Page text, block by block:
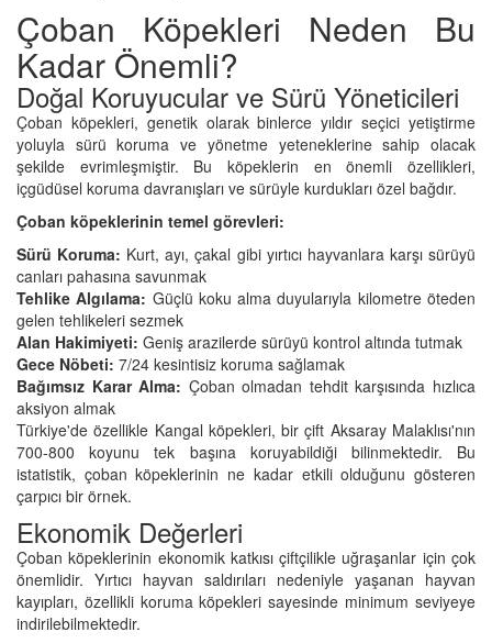
Çoban Köpekleri Neden Bu
Kadar Önemli?
Doğal Koruyucular ve Sürü Yöneticileri
Çoban köpekleri, genetik olarak binlerce yıldır seçici yetiştirme
yoluyla sürü koruma ve yönetme yeteneklerine sahip olacak
şekilde evrimleşmiştir. Bu köpeklerin en önemli özellikleri,
içgüdüsel koruma davranışları ve sürüyle kurdukları özel bağdır.
Çoban köpeklerinin temel görevleri:
Sürü Koruma: Kurt, ayı, çakal gibi yırtıcı hayvanlara karşı sürüyü
canları pahasına savunmak
Tehlike Algılama: Güçlü koku alma duyularıyla kilometre öteden
gelen tehlikeleri sezmek
Alan Hakimiyeti: Geniş arazilerde sürüyü kontrol altında tutmak
Gece Nöbeti: 7/24 kesintisiz koruma sağlamak
Bağımsız Karar Alma: Çoban olmadan tehdit karşısında hızlıca
aksiyon almak
Türkiye'de özellikle Kangal köpekleri, bir çift Aksaray Malaklısı'nın
700-800 koyunu tek başına koruyabildiği bilinmektedir. Bu
istatistik, çoban köpeklerinin ne kadar etkili olduğunu gösteren
çarpıcı bir örnek.
Ekonomik Değerleri
Çoban köpeklerinin ekonomik katkısı çiftçilikle uğraşanlar için çok
önemlidir. Yırtıcı hayvan saldırıları nedeniyle yaşanan hayvan
kayıpları, özellikli koruma köpekleri sayesinde minimum seviyeye
indirilebilmektedir.